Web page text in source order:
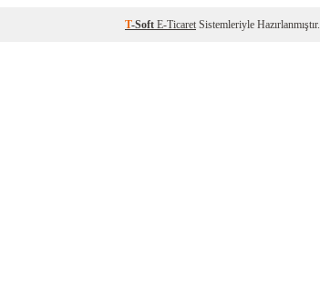
T-Soft E-Ticaret Sistemleriyle Hazırlanmıştır.